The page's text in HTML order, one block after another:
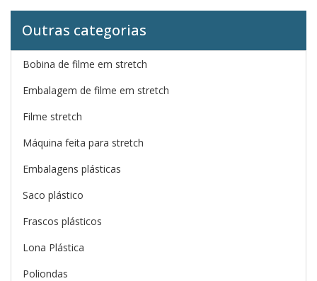
Outras categorias
Bobina de filme em stretch
Embalagem de filme em stretch
Filme stretch
Máquina feita para stretch
Embalagens plásticas
Saco plástico
Frascos plásticos
Lona Plástica
Poliondas